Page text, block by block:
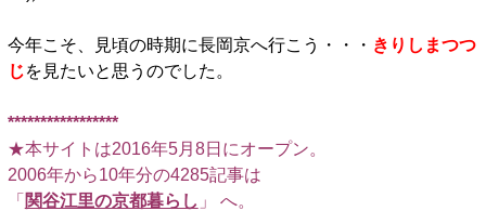
今年こそ、見頃の時期に長岡京へ行こう・・・ きりしまつつ
じを見たいと思うのでした。
*****************
★本サイトは2016年5月8日にオープン。
2006年から10年分の4285記事は
「 関谷江里の京都暮らし 」 へ。